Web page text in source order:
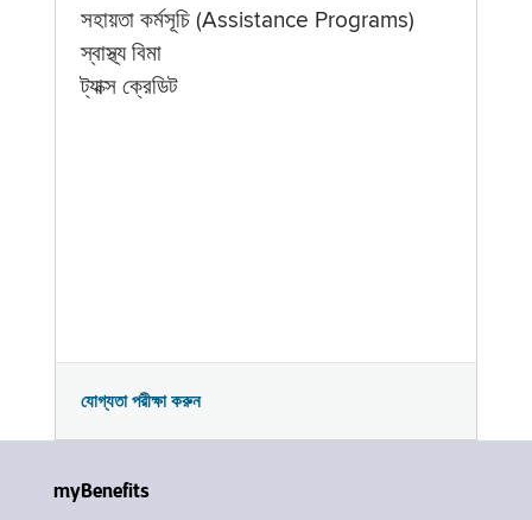
সহায়তা কর্মসূচি (Assistance Programs)
স্বাস্থ্য বিমা
ট্যাক্স ক্রেডিট
যোগ্যতা পরীক্ষা করুন
myBenefits